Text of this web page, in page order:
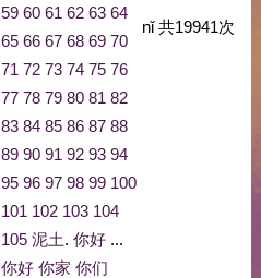
59 60 61 62 63 64
65 66 67 68 69 70
71 72 73 74 75 76
77 78 79 80 81 82
83 84 85 86 87 88
89 90 91 92 93 94
95 96 97 98 99 100
101 102 103 104
105 泥土. 你好...
你好 你家 你们
nǐ共19941次